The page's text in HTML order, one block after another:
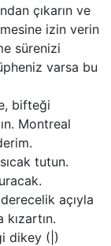
çıkarın ve
izin verin
sürenizi
varsa bu
bifteği
Montreal
tutun.
açıyla
dikey (|)